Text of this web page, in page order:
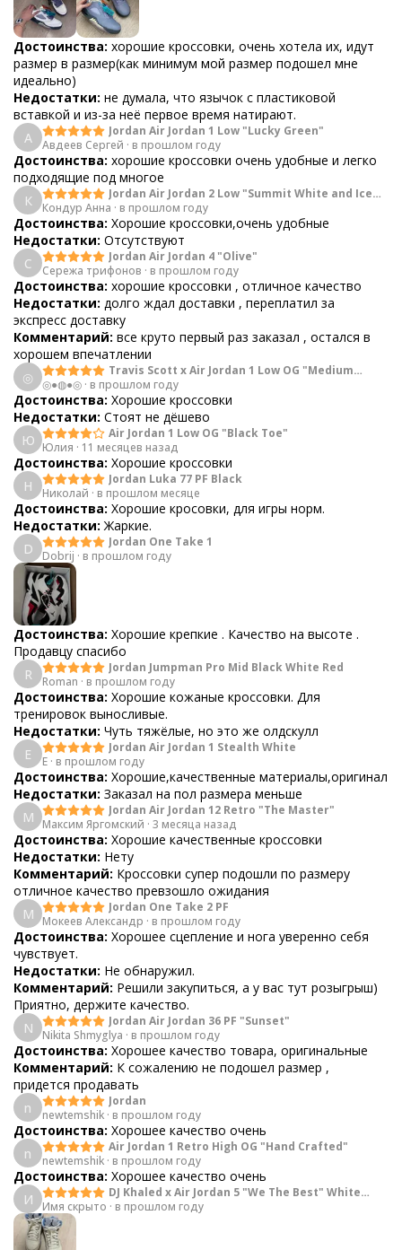
Достоинства: хорошие кроссовки, очень хотела их, идут
размер в размер(как минимум мой размер подошел мне
идеально)
Недостатки: не думала, что язычок с пластиковой
вставкой и из-за неё первое время натирают.
А
Jordan Air Jordan 1 Low "Lucky Green"
Авдеев Сергей · в прошлом году
Достоинства: хорошие кроссовки очень удобные и легко
подходящие под многое
К
Jordan Air Jordan 2 Low "Summit White and Ice
Blue"
Кондур Анна · в прошлом году
Достоинства: Хорошие кроссовки,очень удобные
Недостатки: Отсутствуют
С
Jordan Air Jordan 4 "Olive"
Сережа трифонов · в прошлом году
Достоинства: хорошие кроссовки , отличное качество
Недостатки: долго ждал доставки , переплатил за
экспресс доставку
Комментарий: все круто первый раз заказал , остался в
хорошем впечатлении
◎
Travis Scott x Air Jordan 1 Low OG "Medium
Olive"
◎●◍●◎ · в прошлом году
Достоинства: Хорошие кроссовки
Недостатки: Стоят не дёшево
Ю
Air Jordan 1 Low OG "Black Toe"
Юлия · 11 месяцев назад
Достоинства: Хорошие кроссовки
Н
Jordan Luka 77 PF Black
Николай · в прошлом месяце
Достоинства: Хорошие кросовки, для игры норм.
Недостатки: Жаркие.
D
Jordan One Take 1
Dobrij · в прошлом году
Достоинства: Хорошие крепкие . Качество на высоте .
Продавцу спасибо
R
Jordan Jumpman Pro Mid Black White Red
Roman · в прошлом году
Достоинства: Хорошие кожаные кроссовки. Для
тренировок выносливые.
Недостатки: Чуть тяжёлые, но это же олдскулл
E
Jordan Air Jordan 1 Stealth White
E · в прошлом году
Достоинства: Хорошие,качественные материалы,оригинал
Недостатки: Заказал на пол размера меньше
М
Jordan Air Jordan 12 Retro "The Master"
Максим Яргомский · 3 месяца назад
Достоинства: Хорошие качественные кроссовки
Недостатки: Нету
Комментарий: Кроссовки супер подошли по размеру
отличное качество превзошло ожидания
М
Jordan One Take 2 PF
Мокеев Александр · в прошлом году
Достоинства: Хорошее сцепление и нога уверенно себя
чувствует.
Недостатки: Не обнаружил.
Комментарий: Решили закупиться, а у вас тут розыгрыш)
Приятно, держите качество.
N
Jordan Air Jordan 36 PF "Sunset"
Nikita Shmyglya · в прошлом году
Достоинства: Хорошее качество товара, оригинальные
Комментарий: К сожалению не подошел размер ,
придется продавать
n
Jordan
newtemshik · в прошлом году
Достоинства: Хорошее качество очень
n
Air Jordan 1 Retro High OG "Hand Crafted"
newtemshik · в прошлом году
Достоинства: Хорошее качество очень
И
DJ Khaled x Air Jordan 5 "We The Best" White
Purple
Имя скрыто · в прошлом году